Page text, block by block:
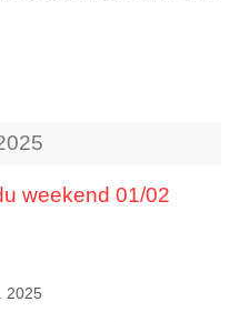
weekend 01/02
2025